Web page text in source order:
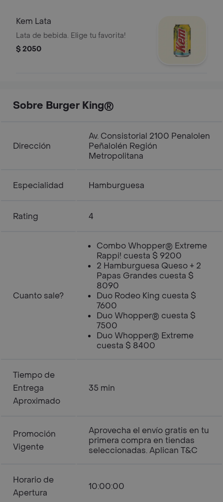
Kem Lata
Lata de bebida. Elige tu favorita!
$ 2050
Sobre Burger King®
Dirección
Av. Consistorial 2100 Penalolen
Peñalolén Región
Metropolitana
Especialidad Hamburguesa
Rating 4
Cuanto sale?
Combo Whopper® Extreme
Rappi! cuesta $ 9200
2 Hamburguesa Queso + 2
Papas Grandes cuesta $
8090
Duo Rodeo King cuesta $
7600
Duo Whopper® cuesta $
7500
Duo Whopper® Extreme
cuesta $ 8400
Tiempo de
Entrega
Aproximado
35 min
Promoción
Vigente
Aprovecha el envío gratis en tu
primera compra en tiendas
seleccionadas. Aplican T&C
Horario de
Apertura
10:00:00